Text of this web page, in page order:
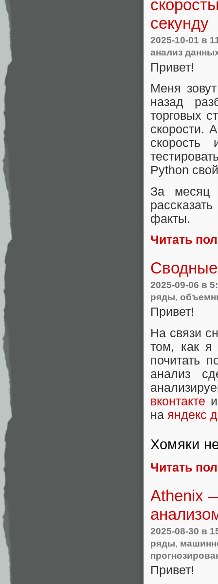
секунду
2025-10-01 в
анализ
Привет!
Меня
назад
торговых
скорости.
скорость
Python
За месяц
факты.
Читать
Сводные
2025-09-06 в
ряды,
Привет!
На связи
том, как
почитать
анализ
вконтакте
на яндекс
Хомяки
Читать
Athenix
2025-08-30 в
ряды,
Привет!